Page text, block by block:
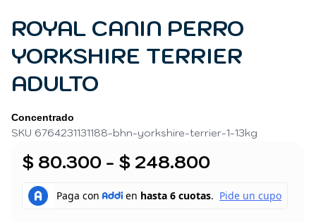
ROYAL CANIN PERRO
YORKSHIRE TERRIER
ADULTO
Concentrado
SKU 6764231131188-bhn-yorkshire-terrier-1-13kg
$80.300 - $248.800Rango
precios:
CANIN
PERRO